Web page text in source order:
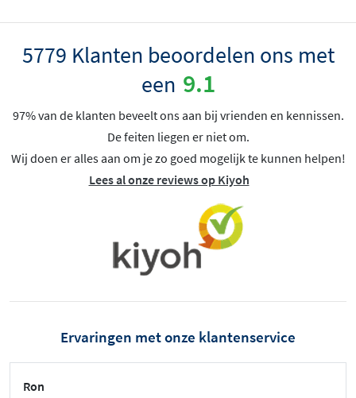
5779 Klanten beoordelen ons met
een 9.1
97% van de klanten beveelt ons aan bij vrienden en kennissen.
De feiten liegen er niet om.
Wij doen er alles aan om je zo goed mogelijk te kunnen helpen!
Lees al onze reviews op Kiyoh
Ervaringen met onze klantenservice
Ron